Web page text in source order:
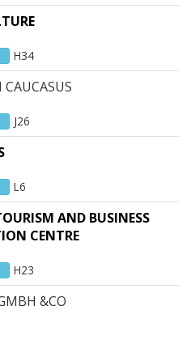
H34
J26
L6
AND BUSINESS
CENTRE
H23
&CO